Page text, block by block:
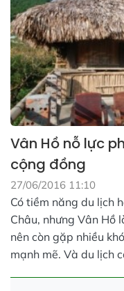
Vân Hồ nỗ lực
cộng đồng
27/06/2016 11:10
Có tiềm năng du lịch
Châu, nhưng Vân Hồ
nên còn gặp nhiều
mạnh mẽ. Và du lịch